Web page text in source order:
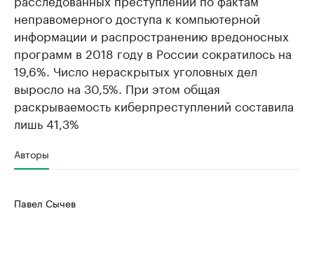
неправомерного доступа к компьютерной
информации и распространению вредоносных
программ в 2018 году в России сократилось на
19,6%. Число нераскрытых уголовных дел
выросло на 30,5%. При этом общая
раскрываемость киберпреступлений составила
лишь 41,3%
Авторы
Павел Сычев